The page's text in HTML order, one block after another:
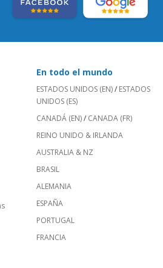
En todo el mundo
ESTADOS UNIDOS (EN)/ ESTADOS
UNIDOS (ES)
CANADÁ (EN)/ CANADA (FR)
REINO UNIDO & IRLANDA
AUSTRALIA & NZ
BRASIL
ALEMANIA
ESPAÑA
PORTUGAL
FRANCIA